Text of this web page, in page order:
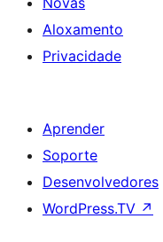
Aloxamento
Privacidade
Aprender
Soporte
Desenvolvedores
WordPress.TV ↗